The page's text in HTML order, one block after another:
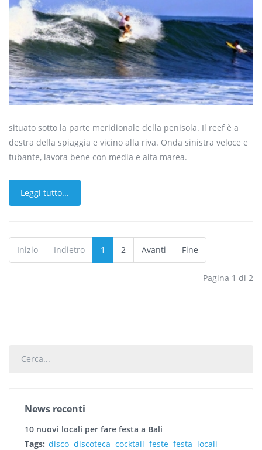
situato sotto la parte meridionale della penisola. Il reef è a
destra della spiaggia e vicino alla riva. Onda sinistra veloce e
tubante, lavora bene con media e alta marea.
Leggi tutto...
Inizio Indietro 1 2 Avanti Fine
Pagina 1 di 2
News recenti
10 nuovi locali per fare festa a Bali
Tags: disco discoteca cocktail feste festa locali